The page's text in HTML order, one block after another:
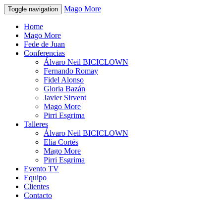
Toggle navigation Mago More
Home
Mago More
Fede de Juan
Conferencias
Álvaro Neil BICICLOWN
Fernando Romay
Fidel Alonso
Gloria Bazán
Javier Sirvent
Mago More
Pirri Esgrima
Talleres
Álvaro Neil BICICLOWN
Elia Cortés
Mago More
Pirri Esgrima
Evento TV
Equipo
Clientes
Contacto